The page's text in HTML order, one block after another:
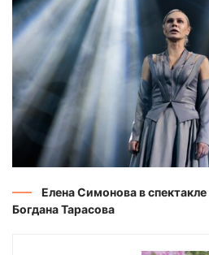
Елена Симонова в
Богдана Тарасова